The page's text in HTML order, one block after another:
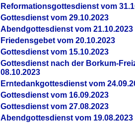
Reformationsgottesdienst vom
Gottesdienst vom 29.10.2023
Abendgottesdienst vom 21.10.2023
Friedensgebet vom 20.10.2023
Gottesdienst vom 15.10.2023
Gottesdienst nach der Borkum-
08.10.2023
Erntedankgottesdienst vom
Gottesdienst vom 16.09.2023
Gottesdienst vom 27.08.2023
Abendgottesdienst vom 19.08.2023